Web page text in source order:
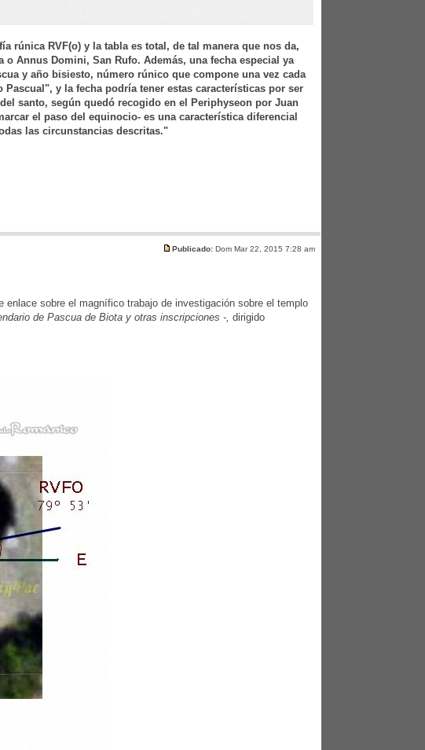
rúnica RVF(o) y la tabla es total, de tal manera que nos da,
o Annus Domini, San Rufo. Además, una fecha especial ya
y año bisiesto, número rúnico que compone una vez cada
y la fecha podría tener estas características por ser
santo, según quedó recogido en el Periphyseon por Juan
el paso del equinocio- es una característica diferencial
las circunstancias descritas."
Publicado: Dom Mar 22, 2015 7:28 am
sobre el magnífico trabajo de investigación sobre el templo
de Pascua de Biota y otras inscripciones -, dirigido